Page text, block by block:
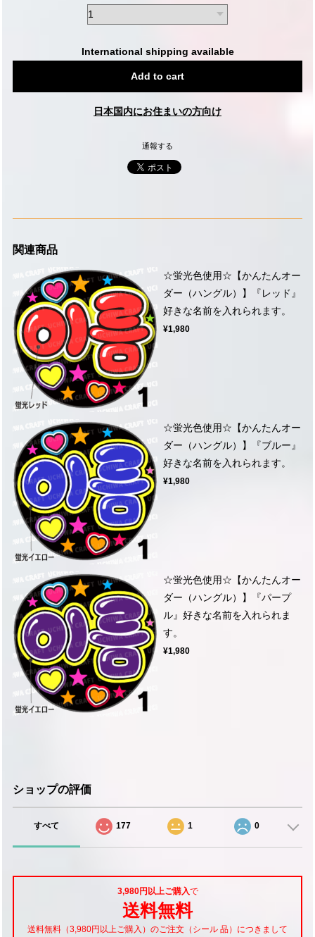
International shipping available
Add to cart
日本国内にお住まいの方向け
通報する
関連商品
☆蛍光色使用☆【かんたんオー
ダー（ハングル）】『レッド』
好きな名前を入れられます。
¥1,980
☆蛍光色使用☆【かんたんオー
ダー（ハングル）】『ブルー』
好きな名前を入れられます。
¥1,980
☆蛍光色使用☆【かんたんオー
ダー（ハングル）】『パープ
ル』好きな名前を入れられま
す。
¥1,980
ショップの評価
すべて 177 1 0
3,980円以上ご購入で
送料無料
送料無料（3,980円以上ご購入）のご注文（シール 品）につきまして